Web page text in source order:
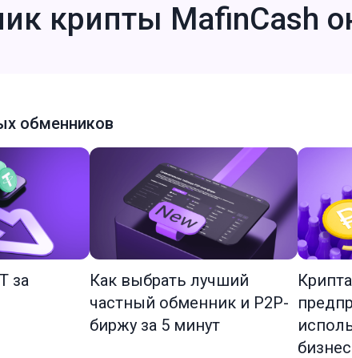
крипты MafinCash
обменников
за
Как выбрать лучший
частный обменник и P2P-
биржу за 5 минут